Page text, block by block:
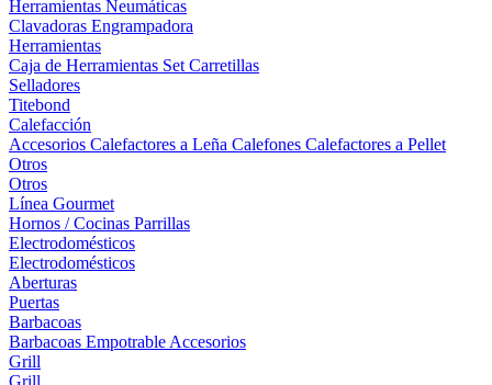
Herramientas Neumáticas
Clavadoras Engrampadora
Herramientas
Caja de Herramientas Set Carretillas
Selladores
Titebond
Calefacción
Accesorios Calefactores a Leña Calefones Calefactores a Pellet
Otros
Otros
Línea Gourmet
Hornos / Cocinas Parrillas
Electrodomésticos
Electrodomésticos
Aberturas
Puertas
Barbacoas
Barbacoas Empotrable Accesorios
Grill
Grill